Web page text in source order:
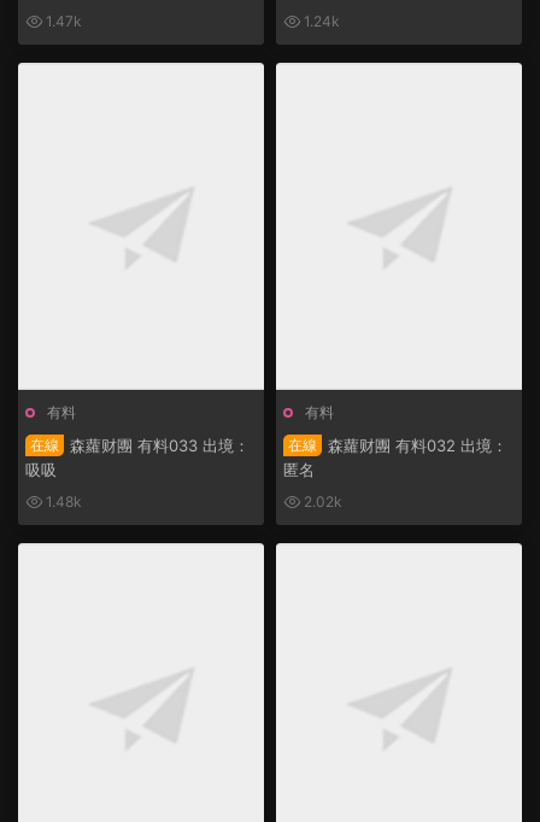
1.47k 1.24k
有料
在線
森蘿财團 有料033 出境：
吸吸
1.48k
有料
在線
森蘿财團 有料032 出境：
匿名
2.02k